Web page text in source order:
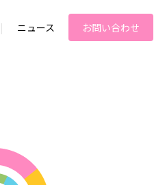
| ニュース お問い合わせ